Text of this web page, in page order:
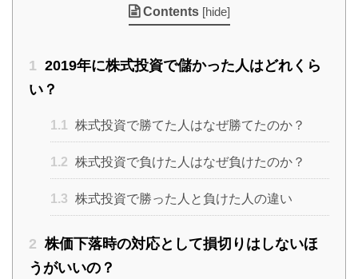
Contents [hide]
1 2019年に株式投資で儲かった人はどれくら
い？
1.1 株式投資で勝てた人はなぜ勝てたのか？
1.2 株式投資で負けた人はなぜ負けたのか？
1.3 株式投資で勝った人と負けた人の違い
2 株価下落時の対応として損切りはしないほ
うがいいの？